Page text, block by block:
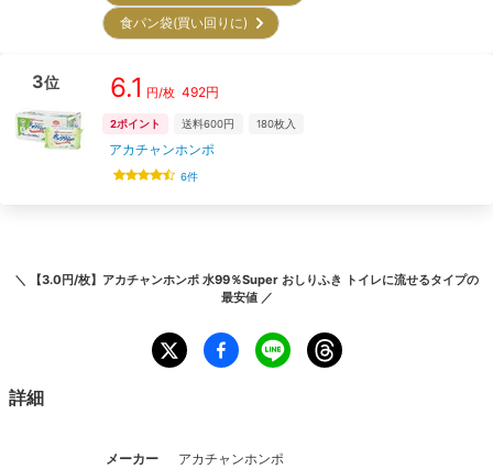
食パン袋(買い回りに)
3位 6.1 円/枚 492円
2ポイント 送料600円 180枚入
アカチャンホンポ
6件
＼ 【3.0円/枚】アカチャンホンポ 水99％Super おしりふき トイレに流せるタイプの
最安値 ／
詳細
メーカー アカチャンホンポ